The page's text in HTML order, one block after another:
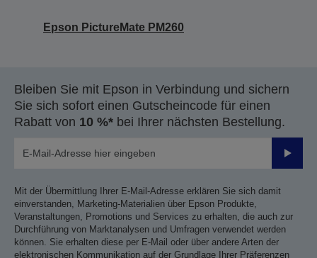
Epson PictureMate PM260
Bleiben Sie mit Epson in Verbindung und sichern
Sie sich sofort einen Gutscheincode für einen
Rabatt von 10 %* bei Ihrer nächsten Bestellung.
Mit der Übermittlung Ihrer E-Mail-Adresse erklären Sie sich damit
einverstanden, Marketing-Materialien über Epson Produkte,
Veranstaltungen, Promotions und Services zu erhalten, die auch zur
Durchführung von Marktanalysen und Umfragen verwendet werden
können. Sie erhalten diese per E-Mail oder über andere Arten der
elektronischen Kommunikation auf der Grundlage Ihrer Präferenzen